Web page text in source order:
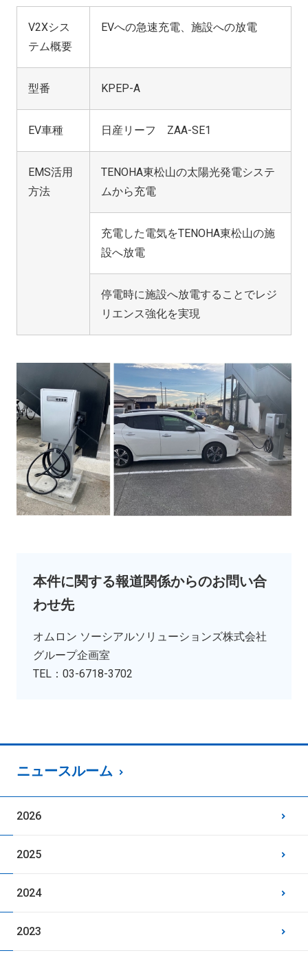
V2Xシス
テム概要
EVへの急速充電、施設への放電
型番 KPEP-A
EV車種 日産リーフ ZAA-SE1
EMS活用
方法
TENOHA東松山の太陽光発電システ
ムから充電
充電した電気をTENOHA東松山の施
設へ放電
停電時に施設へ放電することでレジ
リエンス強化を実現
本件に関する報道関係からのお問い合
わせ先
オムロン ソーシアルソリューションズ株式会社
グループ企画室
TEL：03-6718-3702
ニュースルーム
2026
2025
2024
2023